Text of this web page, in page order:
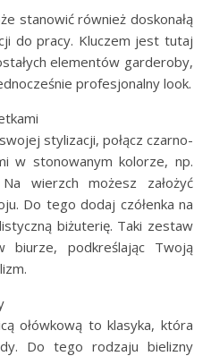
stanowić również doskonałą
do pracy. Kluczem jest tutaj
elementów garderoby,
profesjonalny look.
stylizacji, połącz czarno-
w stonowanym kolorze, np.
wierzch możesz założyć
Do tego dodaj czółenka na
biżuterię. Taki zestaw
biurze, podkreślając Twoją
ołówkową to klasyka, która
Do tego rodzaju bielizny